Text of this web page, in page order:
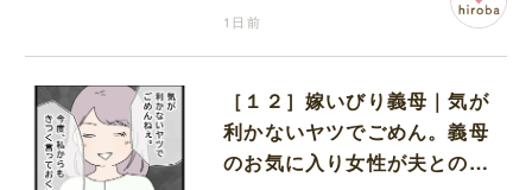
1日前
［１２］嫁いびり義母｜気が
利かないヤツでごめん。義母
のお気に入り女性が夫との親